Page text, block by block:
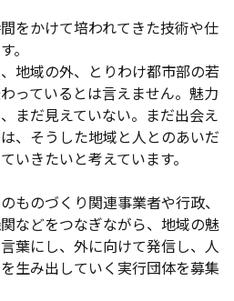
をかけて培われてきた技術や仕
。
地域の外、とりわけ都市部の若
っているとは言えません。魅力
まだ見えていない。まだ出会え
、そうした地域と人とのあいだ
いきたいと考えています。
ものづくり関連事業者や行政、
などをつなぎながら、地域の魅
葉にし、外に向けて発信し、人
生み出していく実行団体を募集